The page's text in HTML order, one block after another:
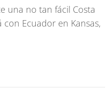
una no tan fácil Costa
Ecuador en Kansas,